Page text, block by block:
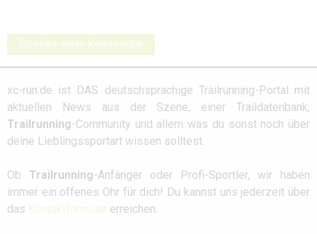
Schreibe einen Kommentar
xc-run.de ist DAS deutschsprachige Trailrunning-Portal mit
aktuellen News aus der Szene, einer Traildatenbank,
Trailrunning-Community und allem was du sonst noch über
deine Lieblingssportart wissen solltest.
Ob Trailrunning-Anfänger oder Profi-Sportler, wir haben
immer ein offenes Ohr für dich! Du kannst uns jederzeit über
das Kontaktformular erreichen.